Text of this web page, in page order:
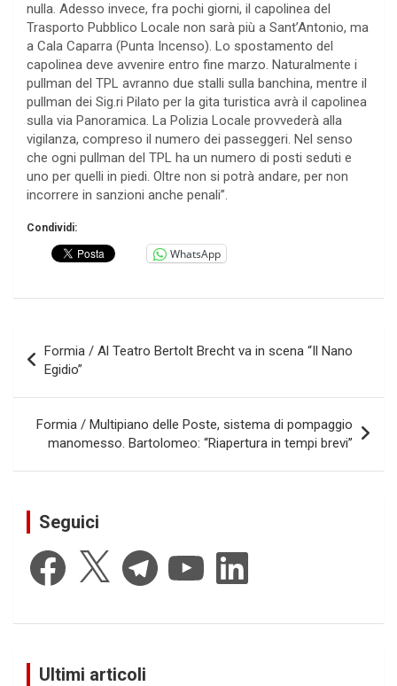
nulla. Adesso invece, fra pochi giorni, il capolinea del
Trasporto Pubblico Locale non sarà più a Sant’Antonio, ma
a Cala Caparra (Punta Incenso). Lo spostamento del
capolinea deve avvenire entro fine marzo. Naturalmente i
pullman del TPL avranno due stalli sulla banchina, mentre il
pullman dei Sig.ri Pilato per la gita turistica avrà il capolinea
sulla via Panoramica. La Polizia Locale provvederà alla
vigilanza, compreso il numero dei passeggeri. Nel senso
che ogni pullman del TPL ha un numero di posti seduti e
uno per quelli in piedi. Oltre non si potrà andare, per non
incorrere in sanzioni anche penali”.
Condividi:
WhatsApp
articoli
Formia / Al Teatro Bertolt Brecht va in scena “Il Nano
Egidio”
Formia / Multipiano delle Poste, sistema di pompaggio
manomesso. Bartolomeo: “Riapertura in tempi brevi”
Seguici
Facebook Telegram YouTube LinkedIn
Ultimi articoli